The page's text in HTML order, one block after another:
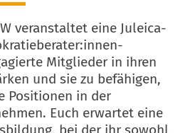
veranstaltet eine Juleica-
Mitglieder in ihren
und sie zu befähigen,
Positionen in der
Euch erwartet eine